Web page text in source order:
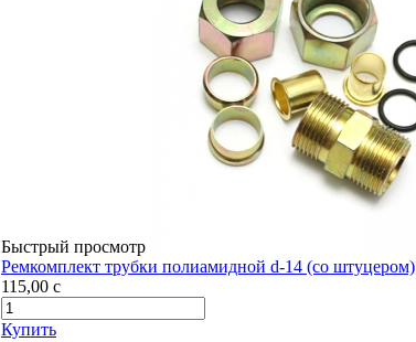
Быстрый просмотр
Ремкомплект трубки полиамидной d-14 (со штуцером)
115,00 c
Купить